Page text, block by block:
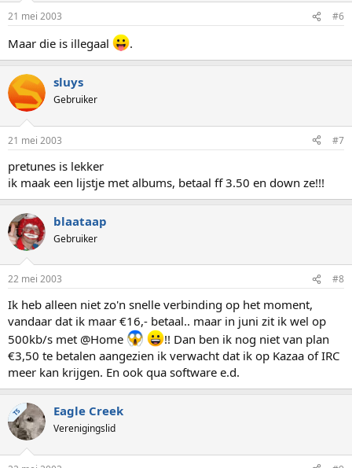
21 mei 2003 #6
Maar die is illegaal .
sluys
Gebruiker
21 mei 2003 #7
pretunes is lekker
ik maak een lijstje met albums, betaal ff 3.50 en down ze!!!
blaataap
Gebruiker
22 mei 2003 #8
Ik heb alleen niet zo'n snelle verbinding op het moment,
vandaar dat ik maar €16,- betaal.. maar in juni zit ik wel op
500kb/s met @Home
!! Dan ben ik nog niet van plan
€3,50 te betalen aangezien ik verwacht dat ik op Kazaa of IRC
meer kan krijgen. En ook qua software e.d.
TS Eagle Creek
Verenigingslid